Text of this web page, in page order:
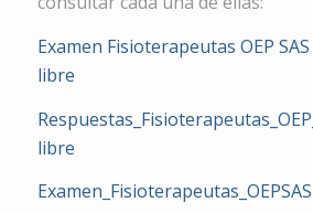
Examen Fisioterapeutas OEP
libre
libre